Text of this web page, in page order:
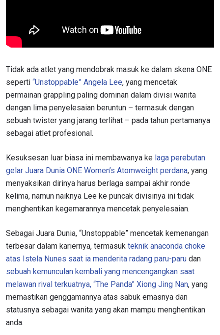
Tidak ada atlet yang mendobrak masuk ke dalam skena ONE
seperti “Unstoppable” Angela Lee, yang mencetak
permainan grappling paling dominan dalam divisi wanita
dengan lima penyelesaian beruntun – termasuk dengan
sebuah twister yang jarang terlihat – pada tahun pertamanya
sebagai atlet profesional.
Kesuksesan luar biasa ini membawanya ke laga perebutan
gelar Juara Dunia ONE Women’s Atomweight perdana, yang
menyaksikan dirinya harus berlaga sampai akhir ronde
kelima, namun naiknya Lee ke puncak divisinya ini tidak
menghentikan kegemarannya mencetak penyelesaian.
Sebagai Juara Dunia, “Unstoppable” mencetak kemenangan
terbesar dalam kariernya, termasuk teknik anaconda choke
atas Istela Nunes saat ia menderita radang paru-paru dan
sebuah kemunculan kembali yang mencengangkan saat
melawan rival terkuatnya, “The Panda” Xiong Jing Nan, yang
memastikan genggamannya atas sabuk emasnya dan
statusnya sebagai wanita yang akan mampu menghentikan
anda.
LAWAN
LIHAT SOROTAN TERBAIK
IKUTI PERKEMBANGAN TERBARU
Bawa ONE Championship kemana pun anda pergi!
Daftar sekarang untuk mendapat akses ke berita
terbaru, tawaran spesial, dan akses awal untuk kursi
EMAIL
BERLANGGANAN